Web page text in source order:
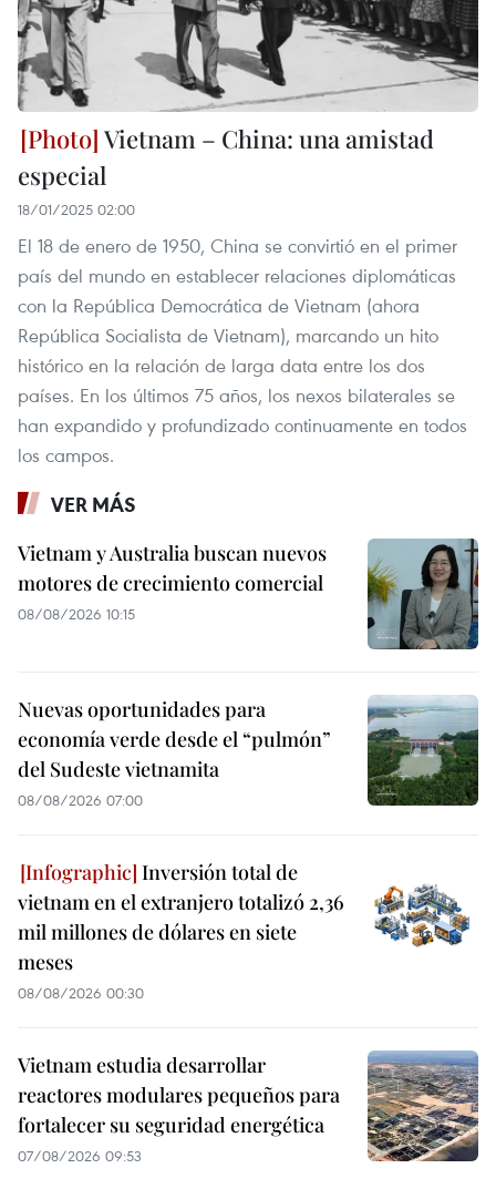
Vietnam – China: una amistad
especial
18/01/2025 02:00
El 18 de enero de 1950, China se convirtió en el primer
país del mundo en establecer relaciones diplomáticas
con la República Democrática de Vietnam (ahora
República Socialista de Vietnam), marcando un hito
histórico en la relación de larga data entre los dos
países. En los últimos 75 años, los nexos bilaterales se
han expandido y profundizado continuamente en todos
los campos.
VER MÁS
Vietnam y Australia buscan nuevos
motores de crecimiento comercial
08/08/2026 10:15
Nuevas oportunidades para
economía verde desde el “pulmón”
del Sudeste vietnamita
08/08/2026 07:00
Inversión total de
vietnam en el extranjero totalizó 2,36
mil millones de dólares en siete
meses
08/08/2026 00:30
Vietnam estudia desarrollar
reactores modulares pequeños para
fortalecer su seguridad energética
07/08/2026 09:53